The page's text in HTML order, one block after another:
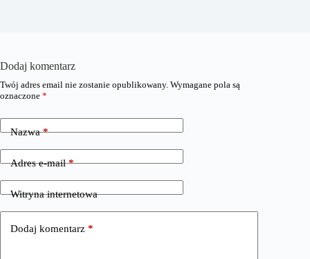
Dodaj komentarz
Twój adres email nie zostanie opublikowany. Wymagane pola są
oznaczone *
Nazwa*
Adres e-mail*
Witryna internetowa
Dodaj komentarz *